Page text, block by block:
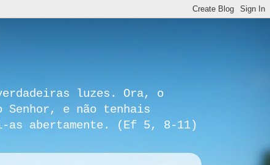
luzes. Ora, o
e não tenhais
abertamente. (Ef 5, 8-11)